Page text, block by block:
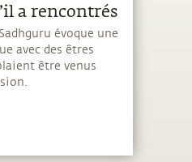
a rencontrés
évoque une
avec des êtres
être venus